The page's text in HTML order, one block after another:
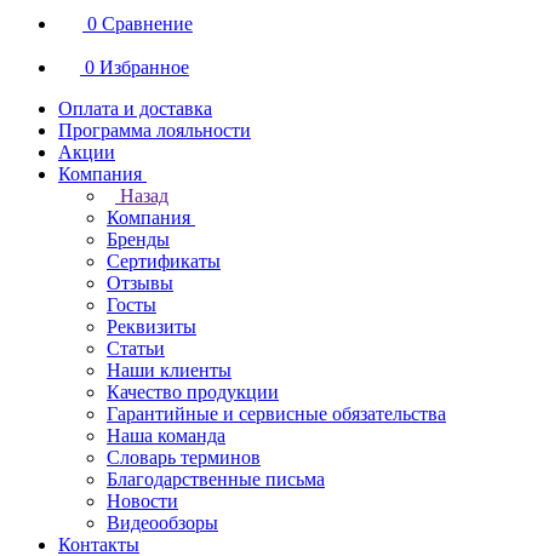
0 Сравнение
0 Избранное
Оплата и доставка
Программа лояльности
Акции
Компания
Назад
Компания
Бренды
Сертификаты
Отзывы
Госты
Реквизиты
Статьи
Наши клиенты
Качество продукции
Гарантийные и сервисные обязательства
Наша команда
Словарь терминов
Благодарственные письма
Новости
Видеообзоры
Контакты